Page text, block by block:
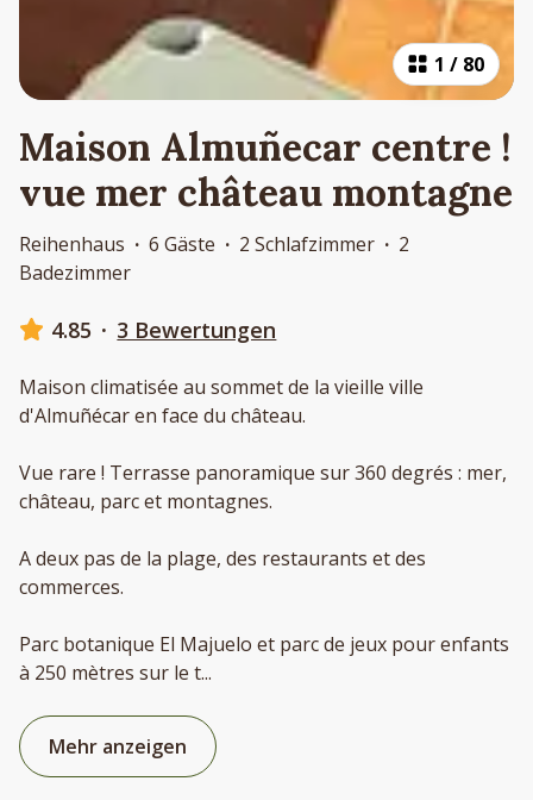
1 / 80
Maison Almuñecar centre !
vue mer château montagne
Reihenhaus · 6 Gäste · 2 Schlafzimmer · 2
Badezimmer
4.85 · 3 Bewertungen
Maison climatisée au sommet de la vieille ville
d'Almuñécar en face du château.
Vue rare ! Terrasse panoramique sur 360 degrés : mer,
château, parc et montagnes.
A deux pas de la plage, des restaurants et des
commerces.
Parc botanique El Majuelo et parc de jeux pour enfants
à 250 mètres sur le t...
Mehr anzeigen